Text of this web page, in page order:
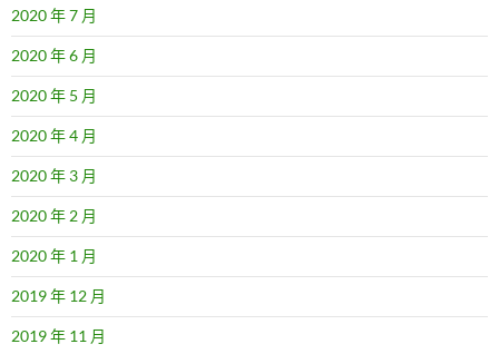
2020 年 7 月
2020 年 6 月
2020 年 5 月
2020 年 4 月
2020 年 3 月
2020 年 2 月
2020 年 1 月
2019 年 12 月
2019 年 11 月